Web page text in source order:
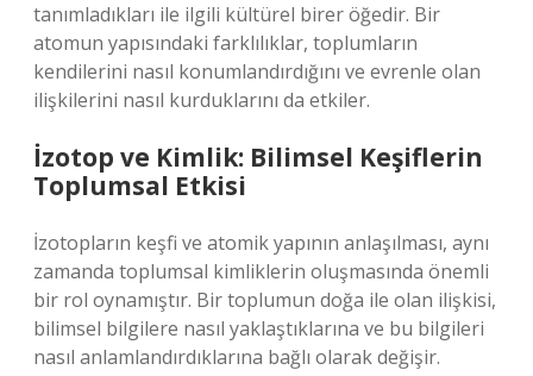
tanımladıkları ile ilgili kültürel birer öğedir. Bir
atomun yapısındaki farklılıklar, toplumların
kendilerini nasıl konumlandırdığını ve evrenle olan
ilişkilerini nasıl kurduklarını da etkiler.
İzotop ve Kimlik: Bilimsel Keşiflerin
Toplumsal Etkisi
İzotopların keşfi ve atomik yapının anlaşılması, aynı
zamanda toplumsal kimliklerin oluşmasında önemli
bir rol oynamıştır. Bir toplumun doğa ile olan ilişkisi,
bilimsel bilgilere nasıl yaklaştıklarına ve bu bilgileri
nasıl anlamlandırdıklarına bağlı olarak değişir.